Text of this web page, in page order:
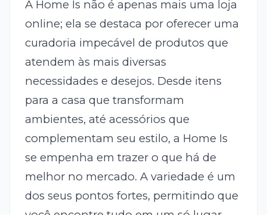
A Home Is não é apenas mais uma loja
online; ela se destaca por oferecer uma
curadoria impecável de produtos que
atendem às mais diversas
necessidades e desejos. Desde itens
para a casa que transformam
ambientes, até acessórios que
complementam seu estilo, a Home Is
se empenha em trazer o que há de
melhor no mercado. A variedade é um
dos seus pontos fortes, permitindo que